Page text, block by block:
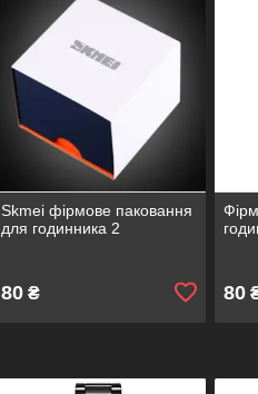
Skmei фірмове паковання
для годинника 2
80₴ 80